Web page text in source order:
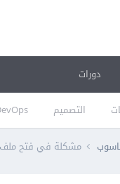
التصميم
دورات
مشكلة في فتح ملف vsdx